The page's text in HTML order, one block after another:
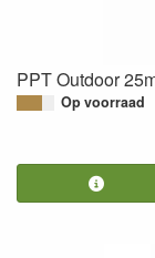
PPT Outdoor
Op voorraad